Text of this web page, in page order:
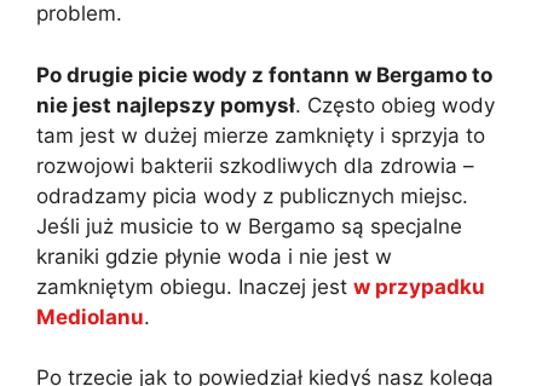
problem.
Po drugie picie wody z fontann w Bergamo to
nie jest najlepszy pomysł. Często obieg wody
tam jest w dużej mierze zamknięty i sprzyja to
rozwojowi bakterii szkodliwych dla zdrowia –
odradzamy picia wody z publicznych miejsc.
Jeśli już musicie to w Bergamo są specjalne
kraniki gdzie płynie woda i nie jest w
zamkniętym obiegu. Inaczej jest w przypadku
Mediolanu.
Po trzecie jak to powiedział kiedyś nasz kolega